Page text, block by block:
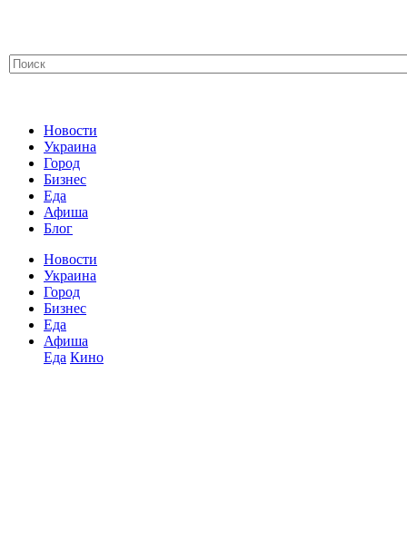
Новости
Украина
Город
Бизнес
Еда
Афиша
Блог
Новости
Украина
Город
Бизнес
Еда
Афиша
Еда Кино